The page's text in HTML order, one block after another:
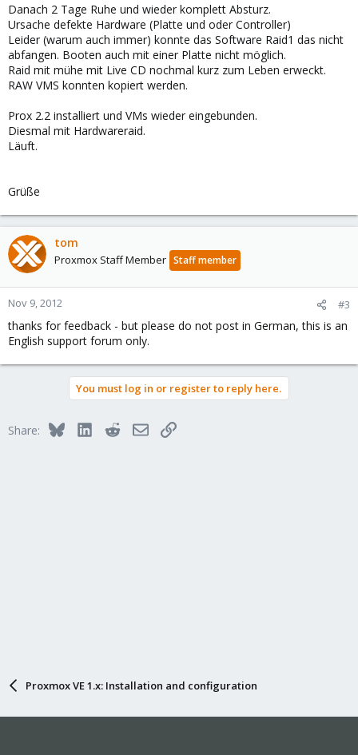
Danach 2 Tage Ruhe und wieder komplett Absturz.
Ursache defekte Hardware (Platte und oder Controller)
Leider (warum auch immer) konnte das Software Raid1 das nicht
abfangen. Booten auch mit einer Platte nicht möglich.
Raid mit mühe mit Live CD nochmal kurz zum Leben erweckt.
RAW VMS konnten kopiert werden.
Prox 2.2 installiert und VMs wieder eingebunden.
Diesmal mit Hardwareraid.
Läuft.
Grüße
tom
Proxmox Staff Member Staff member
Nov 9, 2012 #3
thanks for feedback - but please do not post in German, this is an
English support forum only.
You must log in or register to reply here.
Share: BlueskyLinkedInRedditEmailLink
Proxmox VE 1.x: Installation and configuration